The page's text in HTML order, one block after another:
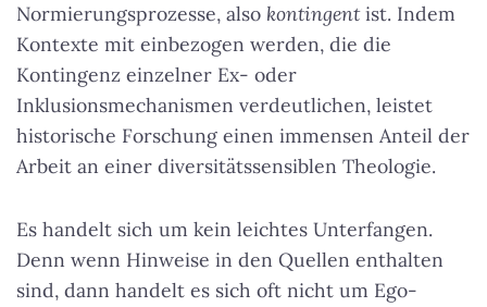
Normierungsprozesse, also kontingentist. Indem
Kontexte mit einbezogen werden, die die
Kontingenz einzelner Ex- oder
Inklusionsmechanismen verdeutlichen, leistet
historische Forschung einen immensen Anteil der
Arbeit an einer diversitätssensiblen Theologie.
Es handelt sich um kein leichtes Unterfangen.
Denn wenn Hinweise in den Quellen enthalten
sind, dann handelt es sich oft nicht um Ego-